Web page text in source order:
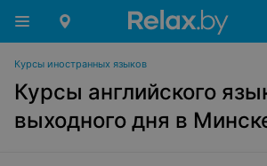
Курсы иностранных языков
Курсы английского
выходного дня в